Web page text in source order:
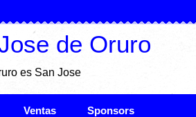
de Oruro
es San Jose
Ventas Sponsors